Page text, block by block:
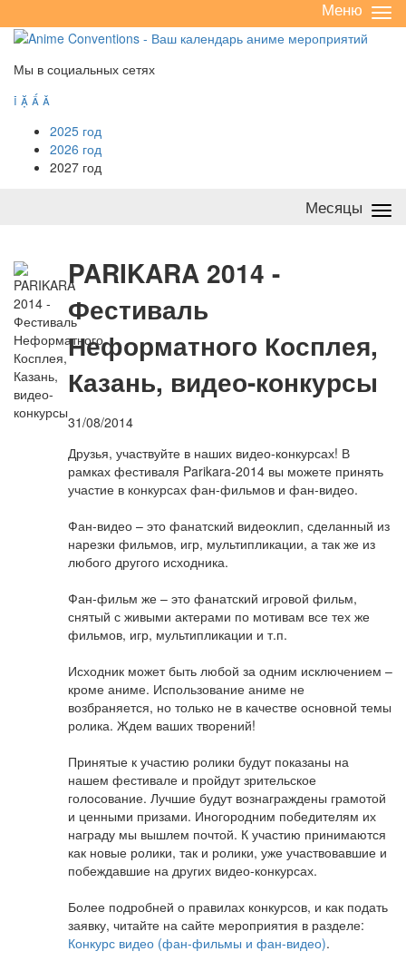
/
Меню
Мы в социальных сетях
   
2025 год
2026 год
2027 год
Месяцы
PARIKARA 2014 -
Фестиваль
Неформатного Косплея,
Казань, видео-конкурсы
31/08/2014
Друзья, участвуйте в наших видео-конкурсах! В
рамках фестиваля Parikara-2014 вы можете принять
участие в конкурсах фан-фильмов и фан-видео.
Фан-видео – это фанатский видеоклип, сделанный из
нарезки фильмов, игр, мультипликации, а так же из
любого другого исходника.
Фан-фильм же – это фанатский игровой фильм,
снятый с живыми актерами по мотивам все тех же
фильмов, игр, мультипликации и т.п.
Исходник может быть любой за одним исключением –
кроме аниме. Использование аниме не
возбраняется, но только не в качестве основной темы
ролика. Ждем ваших творений!
Принятые к участию ролики будут показаны на
нашем фестивале и пройдут зрительское
голосование. Лучшие будут вознаграждены грамотой
и ценными призами. Иногородним победителям их
награду мы вышлем почтой. К участию принимаются
как новые ролики, так и ролики, уже участвовавшие и
побеждавшие на других видео-конкурсах.
Более подробней о правилах конкурсов, и как подать
заявку, читайте на сайте мероприятия в разделе:
Конкурс видео (фан-фильмы и фан-видео).